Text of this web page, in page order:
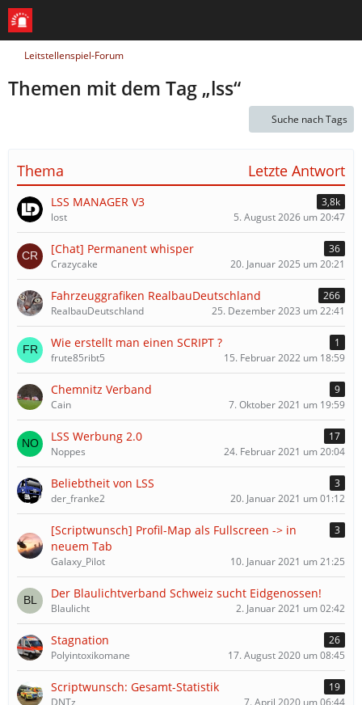
Leitstellenspiel-Forum
Themen mit dem Tag „lss“
Suche nach Tags
Thema Letzte Antwort
LSS MANAGER V3
3,8k
lost
5. August 2026 um 20:47
[Chat] Permanent whisper
36
Crazycake
20. Januar 2025 um 20:21
Fahrzeuggrafiken RealbauDeutschland
266
RealbauDeutschland
25. Dezember 2023 um 22:41
Wie erstellt man einen SCRIPT ?
1
frute85ribt5
15. Februar 2022 um 18:59
Chemnitz Verband
9
Cain
7. Oktober 2021 um 19:59
LSS Werbung 2.0
17
Noppes
24. Februar 2021 um 20:04
Beliebtheit von LSS
3
der_franke2
20. Januar 2021 um 01:12
[Scriptwunsch] Profil-Map als Fullscreen -> in
neuem Tab
3
Galaxy_Pilot 10. Januar 2021 um 21:25
Der Blaulichtverband Schweiz sucht Eidgenossen!
Blaulicht 2. Januar 2021 um 02:42
Stagnation
26
Polyintoxikomane
17. August 2020 um 08:45
Scriptwunsch: Gesamt-Statistik
19
DNTz
7. April 2020 um 06:44